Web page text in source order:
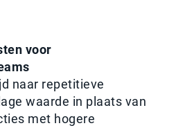
voor
naar repetitieve
waarde in plaats van
met hogere